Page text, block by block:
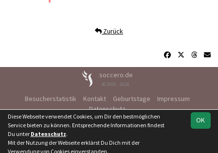
Team Kreisoberliga
Zurück
soccero.de
© 2006 - 2026
Besucherstatistik Kontakt Geburtstage
Impressum
Datenschutz
OK
Diese Webseite verwendet Cookies, um Dir den bestmöglichen
Service bieten zu können. Entsprechende Informationen findest
Du unter Datenschutz.
Mit der Nutzung der Webseite erklärst Du Dich mit der
Verwendung von Cookies einverstanden.